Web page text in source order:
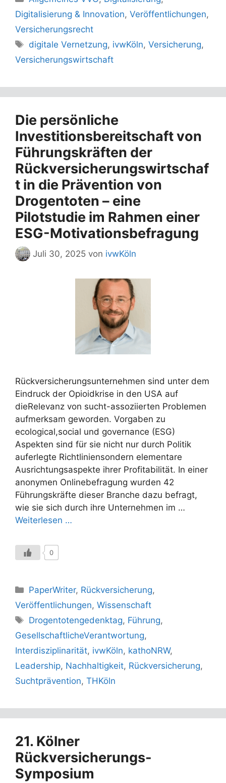
Digitalisierung & Innovation, Veröffentlichungen,
Versicherungsrecht
Schlagwörter
digitale Vernetzung, ivwKöln,Versicherung,
Versicherungswirtschaft
Die persönliche
Investitionsbereitschaft von
Führungskräften der
Rückversicherungswirtschaf
t in die Prävention von
Drogentoten – eine
Pilotstudie im Rahmen einer
ESG-Motivationsbefragung
Juli 30, 2025 von ivwKöln
Rückversicherungsunternehmen sind unter dem
Eindruck der Opioidkrise in den USA auf
dieRelevanz von sucht-assoziierten Problemen
aufmerksam geworden. Vorgaben zu
ecological,social und governance (ESG)
Aspekten sind für sie nicht nur durch Politik
auferlegte Richtliniensondern elementare
Ausrichtungsaspekte ihrer Profitabilität. In einer
anonymen Onlinebefragung wurden 42
Führungskräfte dieser Branche dazu befragt,
wie sie sich durch ihre Unternehmen im …
Weiterlesen …
0
Kategorien
PaperWriter, Rückversicherung,
Veröffentlichungen, Wissenschaft
Schlagwörter
Drogentotengedenktag, Führung,
GesellschaftlicheVerantwortung,
Interdisziplinarität, ivwKöln, kathoNRW,
Leadership, Nachhaltigkeit, Rückversicherung,
Suchtprävention, THKöln
21. Kölner
Rückversicherungs-
Symposium